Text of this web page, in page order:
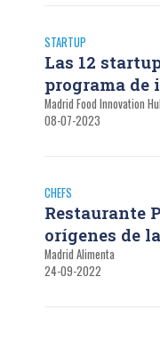
STARTUP
Las 12
programa de
Madrid Food Innovation
08-07-2023
CHEFS
Restaurante
orígenes de
Madrid Alimenta
24-09-2022